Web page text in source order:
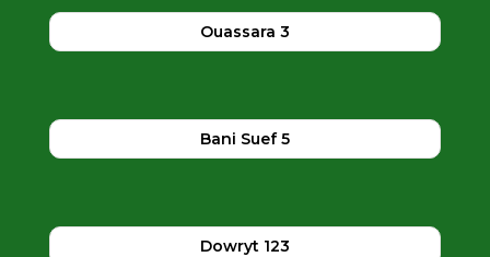
Ouassara 3
Bani Suef 5
Dowryt 123